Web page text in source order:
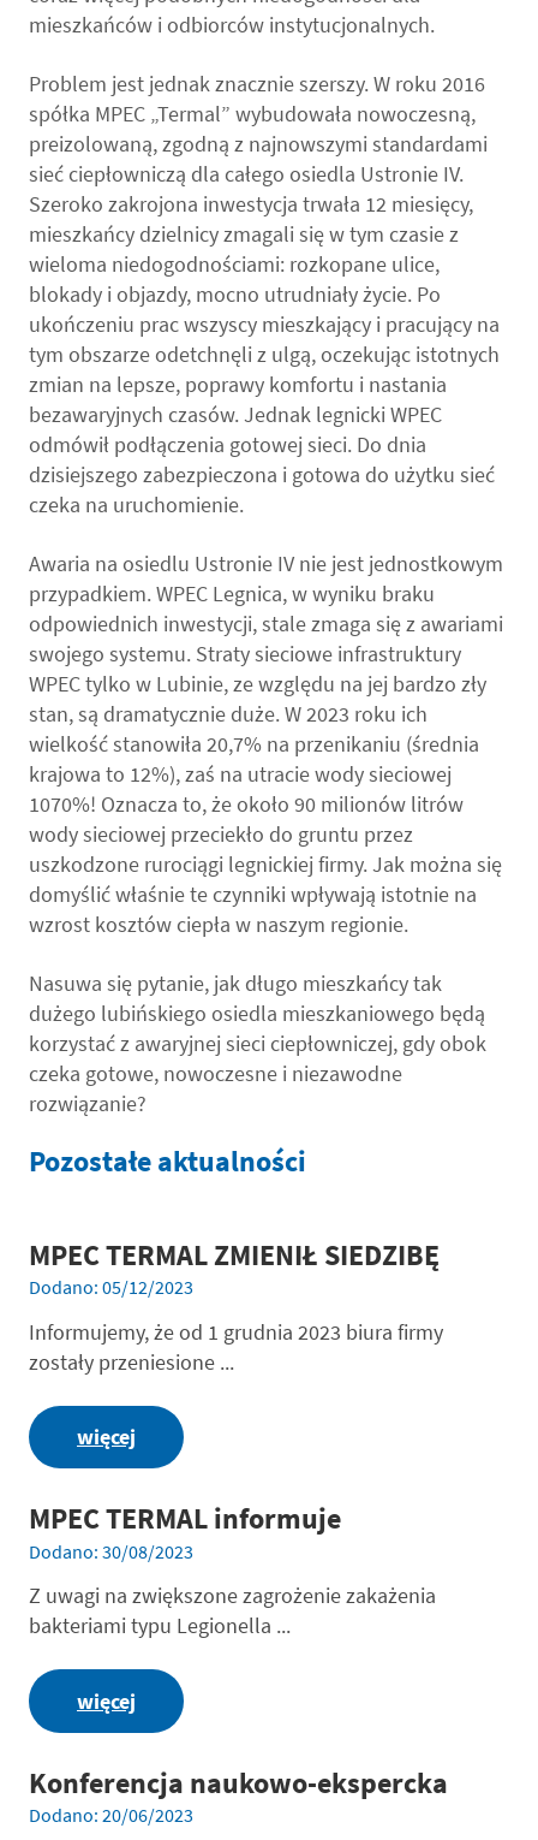
mieszkańców i odbiorców instytucjonalnych.
Problem jest jednak znacznie szerszy. W roku 2016
spółka MPEC „Termal” wybudowała nowoczesną,
preizolowaną, zgodną z najnowszymi standardami
sieć ciepłowniczą dla całego osiedla Ustronie IV.
Szeroko zakrojona inwestycja trwała 12 miesięcy,
mieszkańcy dzielnicy zmagali się w tym czasie z
wieloma niedogodnościami: rozkopane ulice,
blokady i objazdy, mocno utrudniały życie. Po
ukończeniu prac wszyscy mieszkający i pracujący na
tym obszarze odetchnęli z ulgą, oczekując istotnych
zmian na lepsze, poprawy komfortu i nastania
bezawaryjnych czasów. Jednak legnicki WPEC
odmówił podłączenia gotowej sieci. Do dnia
dzisiejszego zabezpieczona i gotowa do użytku sieć
czeka na uruchomienie.
Awaria na osiedlu Ustronie IV nie jest jednostkowym
przypadkiem. WPEC Legnica, w wyniku braku
odpowiednich inwestycji, stale zmaga się z awariami
swojego systemu. Straty sieciowe infrastruktury
WPEC tylko w Lubinie, ze względu na jej bardzo zły
stan, są dramatycznie duże. W 2023 roku ich
wielkość stanowiła 20,7% na przenikaniu (średnia
krajowa to 12%), zaś na utracie wody sieciowej
1070%! Oznacza to, że około 90 milionów litrów
wody sieciowej przeciekło do gruntu przez
uszkodzone rurociągi legnickiej firmy. Jak można się
domyślić właśnie te czynniki wpływają istotnie na
wzrost kosztów ciepła w naszym regionie.
Nasuwa się pytanie, jak długo mieszkańcy tak
dużego lubińskiego osiedla mieszkaniowego będą
korzystać z awaryjnej sieci ciepłowniczej, gdy obok
czeka gotowe, nowoczesne i niezawodne
rozwiązanie?
Pozostałe aktualności
MPEC TERMAL ZMIENIŁ SIEDZIBĘ
Dodano: 05/12/2023
Informujemy, że od 1 grudnia 2023 biura firmy
zostały przeniesione ...
więcej
MPEC TERMAL informuje
Dodano: 30/08/2023
Z uwagi na zwiększone zagrożenie zakażenia
bakteriami typu Legionella ...
więcej
Konferencja naukowo-ekspercka
Dodano: 20/06/2023